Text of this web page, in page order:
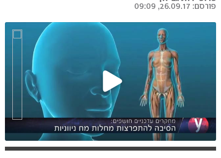
פורסם: 26.09.17, 09:09